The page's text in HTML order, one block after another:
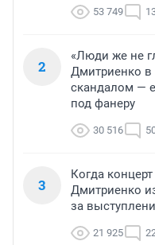
53 749
2
«Люди же не
Дмитриенко в
скандалом —
под фанеру
30 516
3
Когда
Дмитриенко
за
21 925